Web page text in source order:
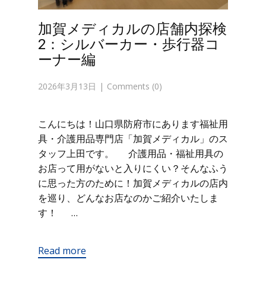
加賀メディカルの店舗内探検
2：シルバーカー・歩行器コ
ーナー編
2026年3月13日 Comments (0)
こんにちは！山口県防府市にあります福祉用
具・介護用品専門店「加賀メディカル」のス
タッフ上田です。 介護用品・福祉用具の
お店って用がないと入りにくい？そんなふう
に思った方のために！加賀メディカルの店内
を巡り、どんなお店なのかご紹介いたしま
す！ …
Read more